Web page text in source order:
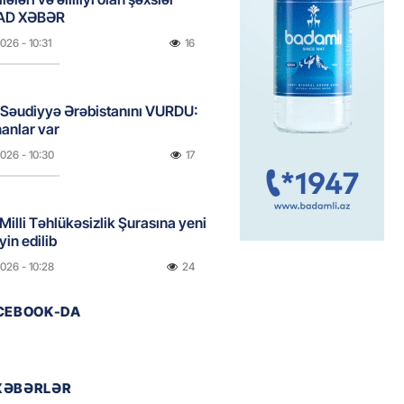
XƏBƏR
- 10:31 16
Ərəbistanını VURDU:
var
- 10:30 17
Təhlükəsizlik Şurasına yeni
edilib
- 10:28 24
- 10:15
DA